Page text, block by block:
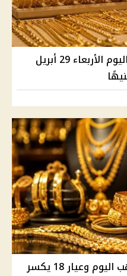
تراجع أسعار الذهب في مصر اليوم الأربعاء 29 أبريل
انخفاض جديد في أسعار الذهب اليوم وعيار 18 يكسر